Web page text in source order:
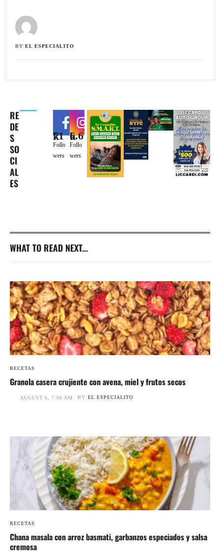
BY EL ESPECIALITO
RE
DE
S
SO
CI
AL
ES
71k
Follo
wers
6.6k
Follo
wers
WHAT TO READ NEXT...
RECETAS
Granola casera crujiente con avena, miel y frutos secos
AUGUST 6, 7:00 AM BY EL ESPECIALITO
RECETAS
Chana masala con arroz basmati, garbanzos especiados y salsa
cremosa